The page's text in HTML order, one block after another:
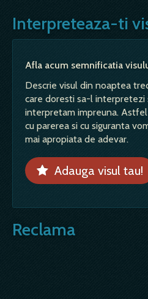
Interpreteaza-ti
Afla acum semnificatia
Descrie visul din noaptea
care doresti sa-l interpretezi
interpretam impreuna.
cu parerea si cu siguranta
mai apropiata de adevar.
Adauga visul tau!
Reclama